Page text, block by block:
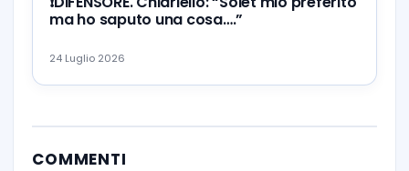
ma ho saputo una cosa….”
24 Luglio 2026
COMMENTI